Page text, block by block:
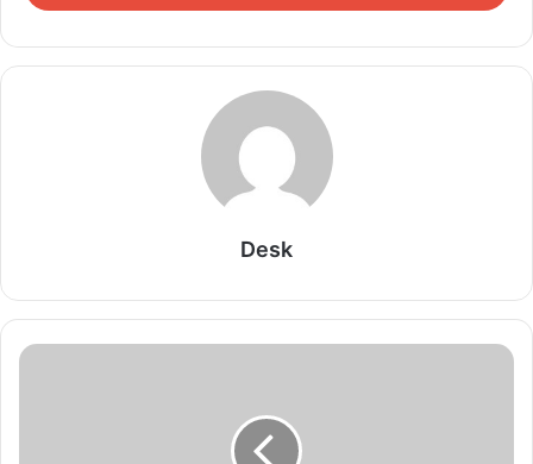
नि:शुल्क दवाईयां दी गई। पहले गरीब स्लम क्षेत्र में रहने वाली तथा मेहनत मजदूरी
करने वाली ऐसी महिलाएं जो समयाभाव या अन्य कई कारणों से अपना इलाज नहीं
ही महिला चिकित्सकों और चिकित्सा स्टाफ के माध्यम से मिल रही है और वे अपना
इलाज बिना संकोच के महिला स्टॉफ के माध्यम से करा पा रही है।
महिला सहित तीन गिरफ्तार
जमानत याचिका पर सुनवाई में कही बड़ी बात
August 7, 2026
Desk